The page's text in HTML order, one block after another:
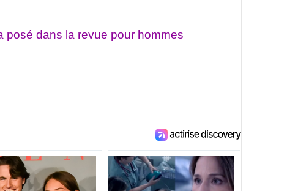
posé dans la revue pour hommes